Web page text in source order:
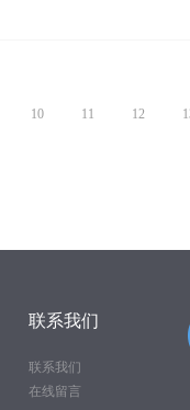
10 11 12
联系我们
联系我们
在线留言